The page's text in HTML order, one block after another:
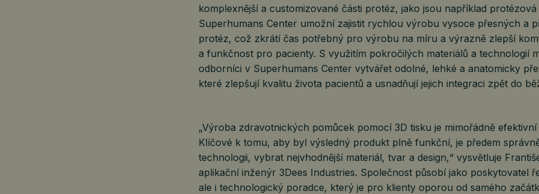
komplexnější a customizované části protéz, jako jsou například protézová
Superhumans Center umožní zajistit rychlou výrobu vysoce přesných a
protéz, což zkrátí čas potřebný pro výrobu na míru a výrazně zlepší
a funkčnost pro pacienty. S využitím pokročilých materiálů a technologií
odborníci v Superhumans Center vytvářet odolné, lehké a anatomicky
které zlepšují kvalitu života pacientů a usnadňují jejich integraci zpět do
„Výroba zdravotnických pomůcek pomocí 3D tisku je mimořádně
Klíčové k tomu, aby byl výsledný produkt plně funkční, je předem
technologii, vybrat nejvhodnější materiál, tvar a design,“ vysvětluje
aplikační inženýr 3Dees Industries. Společnost působí jako poskytovatel
ale i technologický poradce, který je pro klienty oporou od samého